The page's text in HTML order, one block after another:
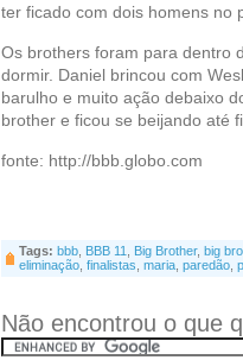
ter ficado com dois homens no
Os brothers foram para dentro
dormir. Daniel brincou com
barulho e muito ação debaixo
brother e ficou se beijando até
fonte: http://bbb.globo.com
Tags: bbb BBB 11 Big Brother, big
eliminação finalistas maria paredão
Não encontrou o que